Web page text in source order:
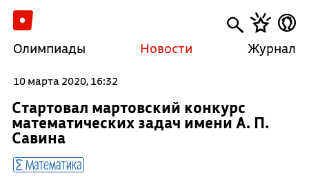
Олимпиады Новости Журнал
10 марта 2020, 16:32
Стартовал мартовский конкурс
математических задач имени А. П.
Савина
Математика